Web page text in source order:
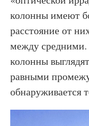
колонны имеют
расстояние от
между средними.
колонны
равными
обнаруживается